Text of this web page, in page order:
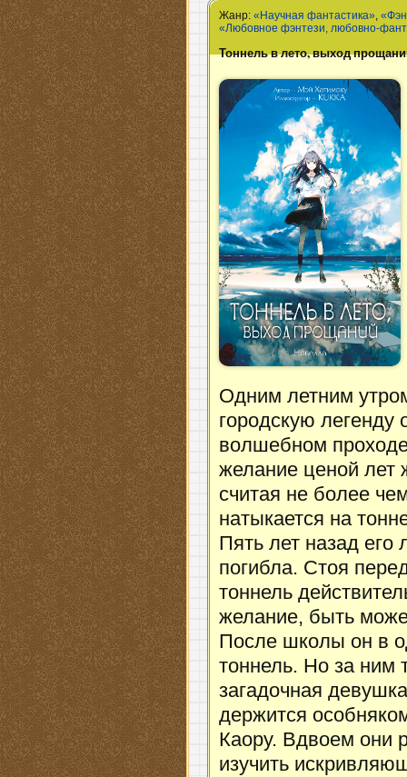
Жанр:«Научная фантастика»,
«Любовное фэнтези, любовно-
Тоннель в лето, выход
Одним летним
городскую легенду
волшебном
желание ценой лет
считая не более
натыкается на
Пять лет назад
погибла. Стоя
тоннель
желание, быть
После школы он в
тоннель. Но за ним
загадочная
держится
Каору. Вдвоем они
изучить